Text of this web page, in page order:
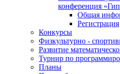
конференция
Общая
Регистрация
Конкурсы
Физкультурно -
Развитие
Турнир по
Планы